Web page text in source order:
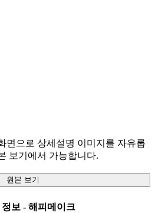
면으로 상세설명 이미지를 자유롭
보기에서 가능합니다.
원본 보기
보 - 해피메이크